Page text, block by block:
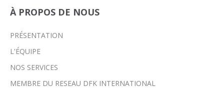
À PROPOS DE NOUS
PRÉSENTATION
L'ÉQUIPE
NOS SERVICES
MEMBRE DU RESEAU DFK INTERNATIONAL